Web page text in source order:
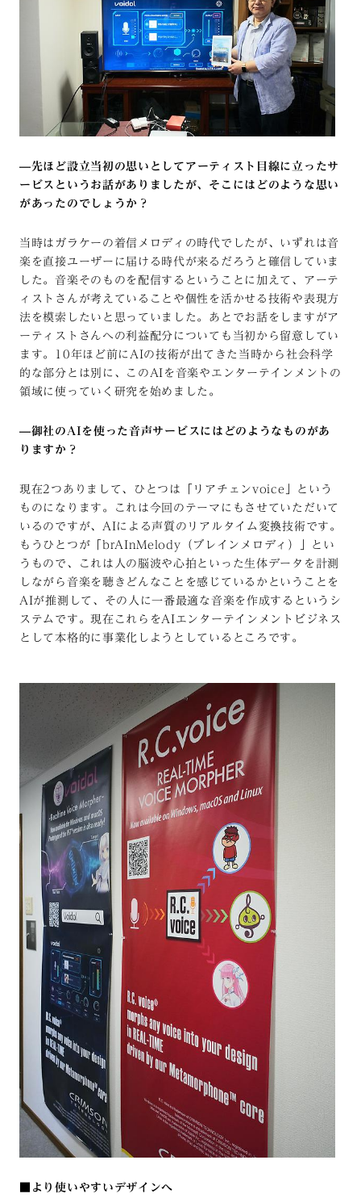
—先ほど設立当初の思いとしてアーティスト目線に立ったサ
ービスというお話がありましたが、そこにはどのような思い
があったのでしょうか？
当時はガラケーの着信メロディの時代でしたが、いずれは音
楽を直接ユーザーに届ける時代が来るだろうと確信していま
した。音楽そのものを配信するということに加えて、アーテ
ィストさんが考えていることや個性を活かせる技術や表現方
法を模索したいと思っていました。あとでお話をしますがア
ーティストさんへの利益配分についても当初から留意してい
ます。10年ほど前にAIの技術が出てきた当時から社会科学
的な部分とは別に、このAIを音楽やエンターテインメントの
領域に使っていく研究を始めました。
—御社のAIを使った音声サービスにはどのようなものがあ
りますか？
現在2つありまして、ひとつは「リアチェンvoice」という
ものになります。これは今回のテーマにもさせていただいて
いるのですが、AIによる声質のリアルタイム変換技術です。
もうひとつが「brAInMelody（ブレインメロディ）」とい
うもので、これは人の脳波や心拍といった生体データを計測
しながら音楽を聴きどんなことを感じているかということを
AIが推測して、その人に一番最適な音楽を作成するというシ
ステムです。現在これらをAIエンターテインメントビジネス
として本格的に事業化しようとしているところです。
より使いやすいデザインへ